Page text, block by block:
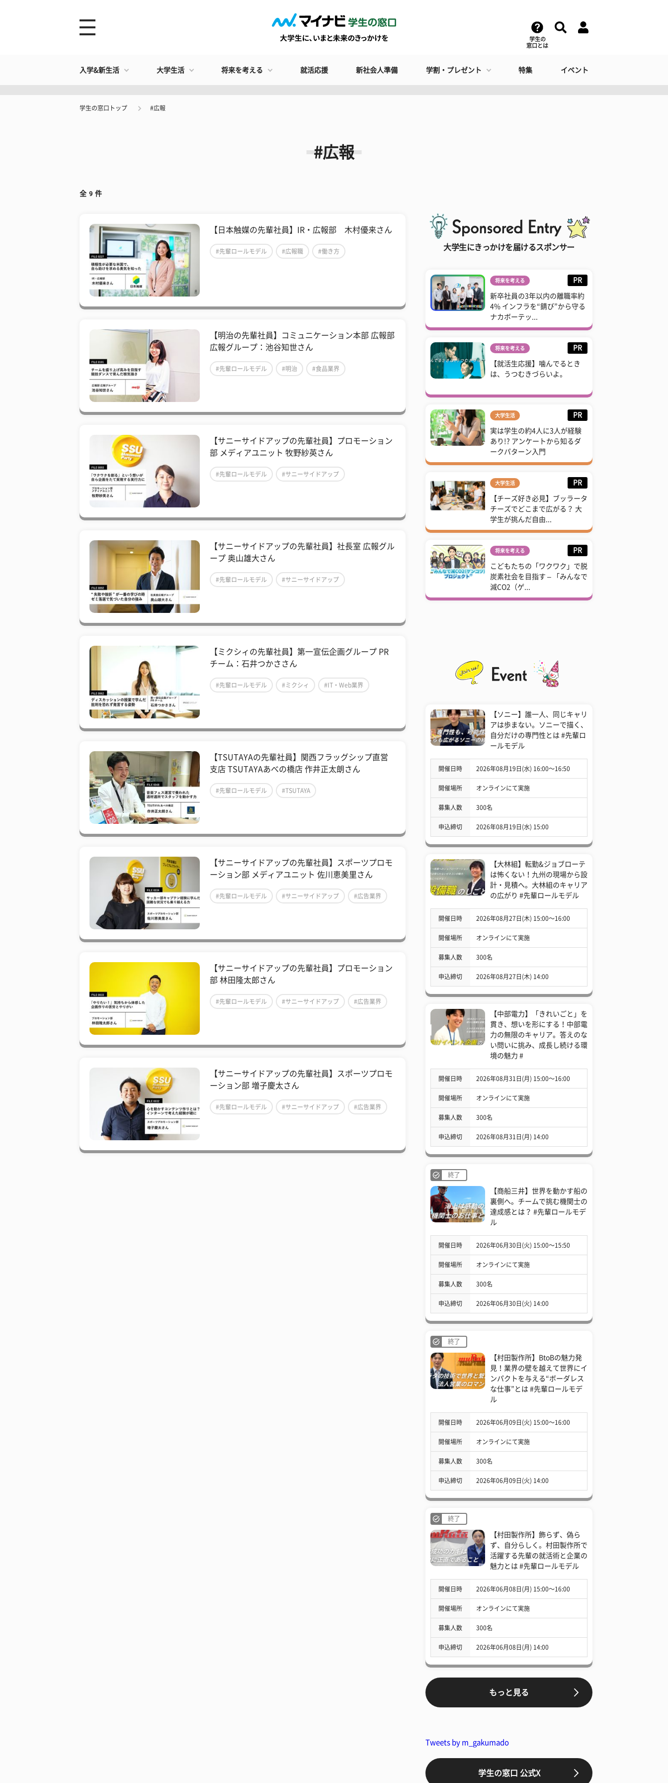
学生の
窓口とは
入学&新生活 大学生活 将来を考える 就活応援 新社会人準備 学割・プレゼント 特集 イベント
学生の窓口トップ #広報
#広報
全 9 件
【日本触媒の先輩社員】IR・広報部 木村優来さん
#先輩ロールモデル #広報職 #働き方
【明治の先輩社員】コミュニケーション本部 広報部
広報グループ：池谷知世さん
#先輩ロールモデル #明治 #食品業界
【サニーサイドアップの先輩社員】プロモーション
部 メディアユニット 牧野紗英さん
#先輩ロールモデル #サニーサイドアップ
【サニーサイドアップの先輩社員】社長室 広報グル
ープ 奥山雄大さん
#先輩ロールモデル #サニーサイドアップ
【ミクシィの先輩社員】第一宣伝企画グループ PR
チーム：石井つかささん
#先輩ロールモデル #ミクシィ #IT・Web業界
【TSUTAYAの先輩社員】関西フラッグシップ直営
支店 TSUTAYAあべの橋店 作井正太朗さん
#先輩ロールモデル #TSUTAYA
【サニーサイドアップの先輩社員】スポーツプロモ
ーション部 メディアユニット 佐川恵美里さん
#先輩ロールモデル #サニーサイドアップ #広告業界
【サニーサイドアップの先輩社員】プロモーション
部 林田隆太郎さん
#先輩ロールモデル #サニーサイドアップ #広告業界
【サニーサイドアップの先輩社員】スポーツプロモ
ーション部 増子慶太さん
#先輩ロールモデル #サニーサイドアップ #広告業界
大学生にきっかけを届けるスポンサー
将来を考える PR
新卒社員の3年以内の離職率約
4% インフラを“錆び”から守る
ナカボーテッ...
将来を考える PR
【就活生応援】噛んでるとき
は、うつむきづらいよ。
大学生活 PR
実は学生の約4人に3人が経験
あり!? アンケートから知るダ
ークパターン入門
大学生活 PR
【チーズ好き必見】ブッラータ
チーズでどこまで広がる？ 大
学生が挑んだ自由...
将来を考える PR
こどもたちの「ワクワク」で脱
炭素社会を目指す – 「みんなで
減CO2（ゲ...
【ソニー】誰一人、同じキャリ
アは歩まない。ソニーで描く、
自分だけの専門性とは #先輩ロ
ールモデル
開催日時 2026年08月19日(水) 16:00〜16:50
開催場所 オンラインにて実施
募集人数 300名
申込締切 2026年08月19日(水) 15:00
【大林組】転勤&ジョブローテ
は怖くない！九州の現場から設
計・見積へ。大林組のキャリア
の広がり #先輩ロールモデル
開催日時 2026年08月27日(木) 15:00〜16:00
開催場所 オンラインにて実施
募集人数 300名
申込締切 2026年08月27日(木) 14:00
【中部電力】「きれいごと」を
貫き、想いを形にする！中部電
力の無限のキャリア。答えのな
い問いに挑み、成長し続ける環
境の魅力 #
開催日時 2026年08月31日(月) 15:00〜16:00
開催場所 オンラインにて実施
募集人数 300名
申込締切 2026年08月31日(月) 14:00
終了
【商船三井】世界を動かす船の
裏側へ。チームで挑む機関士の
達成感とは？ #先輩ロールモデ
ル
開催日時 2026年06月30日(火) 15:00〜15:50
開催場所 オンラインにて実施
募集人数 300名
申込締切 2026年06月30日(火) 14:00
終了
【村田製作所】BtoBの魅力発
見！業界の壁を越えて世界にイ
ンパクトを与える“ボーダレス
な仕事”とは #先輩ロールモデ
ル
開催日時 2026年06月09日(火) 15:00〜16:00
開催場所 オンラインにて実施
募集人数 300名
申込締切 2026年06月09日(火) 14:00
終了
【村田製作所】飾らず、偽ら
ず、自分らしく。村田製作所で
活躍する先輩の就活術と企業の
魅力とは #先輩ロールモデル
開催日時 2026年06月08日(月) 15:00〜16:00
開催場所 オンラインにて実施
募集人数 300名
申込締切 2026年06月08日(月) 14:00
もっと見る
Tweets by m_gakumado
学生の窓口 公式X